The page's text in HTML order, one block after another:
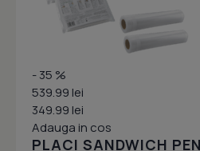
- 35 %
539.99 lei
349.99 lei
Adauga in cos
PLACI SANDWICH